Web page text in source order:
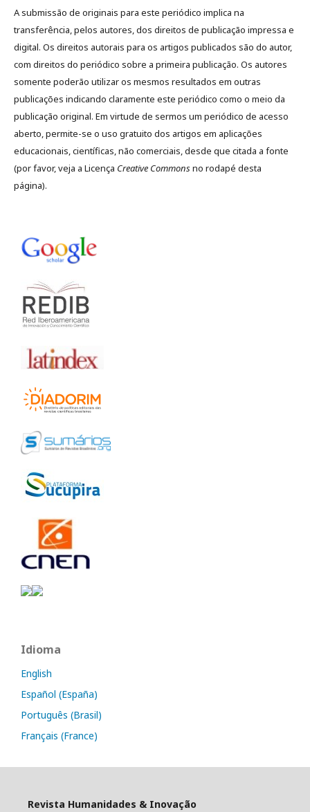
A submissão de originais para este periódico implica na
transferência, pelos autores, dos direitos de publicação impressa e
digital. Os direitos autorais para os artigos publicados são do autor,
com direitos do periódico sobre a primeira publicação. Os autores
somente poderão utilizar os mesmos resultados em outras
publicações indicando claramente este periódico como o meio da
publicação original. Em virtude de sermos um periódico de acesso
aberto, permite-se o uso gratuito dos artigos em aplicações
educacionais, científicas, não comerciais, desde que citada a fonte
(por favor, veja a Licença Creative Commonsno rodapé desta
página).
Idioma
English
Español (España)
Português (Brasil)
Français (France)
Revista Humanidades & Inovação